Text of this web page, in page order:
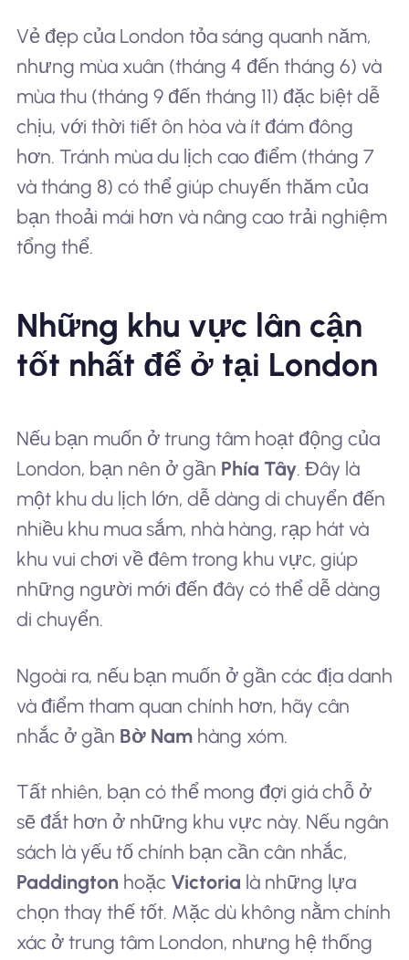
Vẻ đẹp của London tỏa sáng quanh năm,
nhưng mùa xuân (tháng 4 đến tháng 6) và
mùa thu (tháng 9 đến tháng 11) đặc biệt dễ
chịu, với thời tiết ôn hòa và ít đám đông
hơn. Tránh mùa du lịch cao điểm (tháng 7
và tháng 8) có thể giúp chuyến thăm của
bạn thoải mái hơn và nâng cao trải nghiệm
tổng thể.
Những khu vực lân cận
tốt nhất để ở tại London
Nếu bạn muốn ở trung tâm hoạt động của
London, bạn nên ở gần Phía Tây. Đây là
một khu du lịch lớn, dễ dàng di chuyển đến
nhiều khu mua sắm, nhà hàng, rạp hát và
khu vui chơi về đêm trong khu vực, giúp
những người mới đến đây có thể dễ dàng
di chuyển.
Ngoài ra, nếu bạn muốn ở gần các địa danh
và điểm tham quan chính hơn, hãy cân
nhắc ở gần Bờ Namhàng xóm.
Tất nhiên, bạn có thể mong đợi giá chỗ ở
sẽ đắt hơn ở những khu vực này. Nếu ngân
sách là yếu tố chính bạn cần cân nhắc,
Paddington hoặc Victoria là những lựa
chọn thay thế tốt. Mặc dù không nằm chính
xác ở trung tâm London, nhưng hệ thống